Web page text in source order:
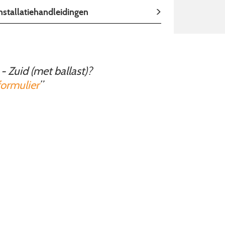
Zuid (met ballast)?
”